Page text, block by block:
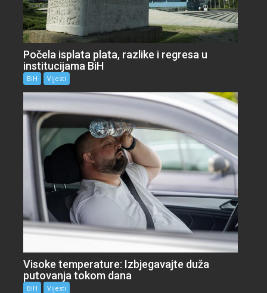
Počela isplata plata, razlike i regresa u
institucijama BiH
BiH Vijesti
Visoke temperature: Izbjegavajte duža
putovanja tokom dana
BiH Vijesti